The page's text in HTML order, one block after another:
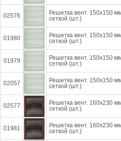
02576
Решетка вент. 150х150
сеткой (шт.)
01980
Решетка вент. 150х150
сеткой (шт.)
01979
Решетка вент. 150х150
сеткой (шт.)
02057
Решетка вент. 150х150
сеткой (шт.)
02577
Решетка вент. 160х230
сеткой (шт.)
01981
Решетка вент. 160х230
сеткой (шт.)